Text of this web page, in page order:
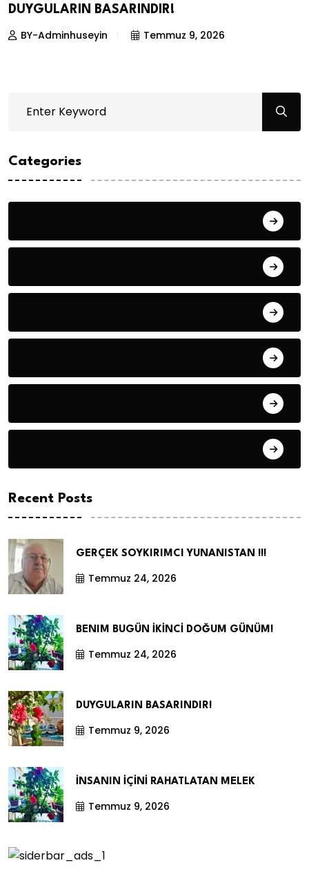
DUYGULARIN BASARINDIR!
BY-Adminhuseyin Temmuz 9, 2026
Categories
Recent Posts
GERÇEK SOYKIRIMCI YUNANISTAN !!!
Temmuz 24, 2026
BENIM BUGÜN İKİNCİ DOĞUM GÜNÜM!
Temmuz 24, 2026
DUYGULARIN BASARINDIR!
Temmuz 9, 2026
İNSANIN İÇİNİ RAHATLATAN MELEK
Temmuz 9, 2026